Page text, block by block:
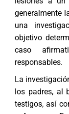
generalmente
una
objetivo
caso
responsables.
La
los padres, al
testigos, así